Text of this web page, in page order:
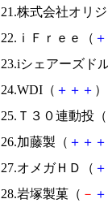
21.株式会社オリ
22.ｉＦｒｅｅ（ ＋
23.iシェアーズド
24.WDI（ ＋ ＋ ＋
25.Ｔ３０連動投（
26.加藤製（ ＋ ＋ ＋
27.オメガＨＤ（ ＋
28.岩塚製菓（ － ＋